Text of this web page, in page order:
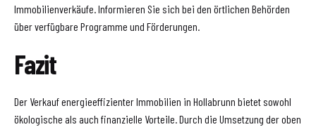
Immobilienverkäufe. Informieren Sie sich bei den örtlichen Behörden
über verfügbare Programme und Förderungen.
Fazit
Der Verkauf energieeffizienter Immobilien in Hollabrunn bietet sowohl
ökologische als auch finanzielle Vorteile. Durch die Umsetzung der oben